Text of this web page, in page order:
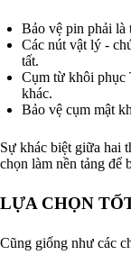
Bảo vệ pin phải là
Các nút vật lý -
tất.
Cụm từ khôi phục
khác.
Bảo vệ cụm mật
Sự khác biệt giữa hai
chọn làm nền tảng để
LỰA CHỌN
Cũng giống như các